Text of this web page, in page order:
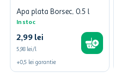
Apa plata Borsec, 0.5 l
In stoc
2,99 lei
5,98 lei/l
+0,5 lei garantie